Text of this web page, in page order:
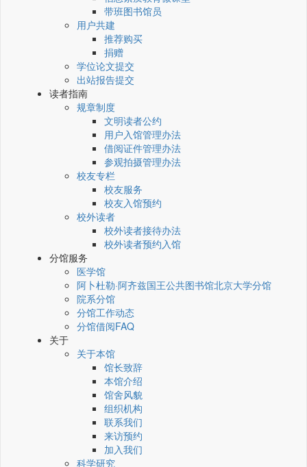
带班图书馆员
用户共建
推荐购买
捐赠
学位论文提交
出站报告提交
读者指南
规章制度
文明读者公约
用户入馆管理办法
借阅证件管理办法
参观拍摄管理办法
校友专栏
校友服务
校友入馆预约
校外读者
校外读者接待办法
校外读者预约入馆
分馆服务
医学馆
阿卜杜勒·阿齐兹国王公共图书馆北京大学分馆
院系分馆
分馆工作动态
分馆借阅FAQ
关于
关于本馆
馆长致辞
本馆介绍
馆舍风貌
组织机构
联系我们
来访预约
加入我们
科学研究